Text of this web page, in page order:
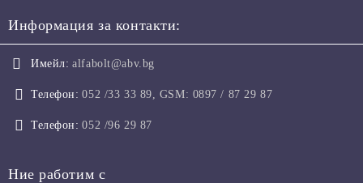
Информация за контакти:
Имейл: alfabolt@abv.bg
Телефон: 052 /33 33 89, GSM: 0897 / 87 29 87
Телефон: 052 /96 29 87
Ние работим с